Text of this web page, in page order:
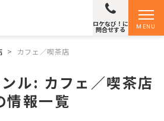
MENU
ロケなび！に
問合せする
> カフェ／喫茶店
ル: カフェ／喫茶店
情報一覧